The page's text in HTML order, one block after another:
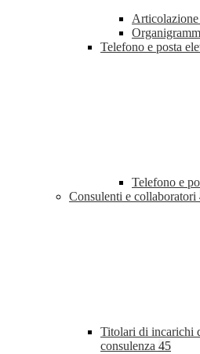
Telefono e posta
Telefono e
Consulenti e collaboratori
Titolari di incarichi
consulenza 45